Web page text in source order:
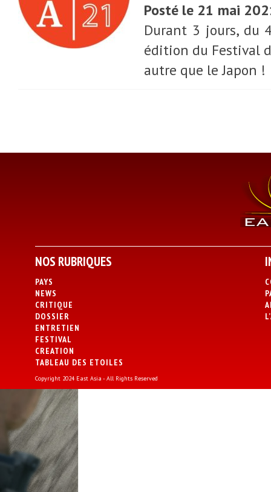
Posté le 21 mai
Durant 3 jours, du
édition du Festival
autre que le Japon !
NOS RUBRIQUES
PAYS
NEWS
CRITIQUE
DOSSIER
ENTRETIEN
FESTIVAL
CREATION
TABLEAU DES ETOILES
Copyright 2024 East Asia - All Rights Reserved